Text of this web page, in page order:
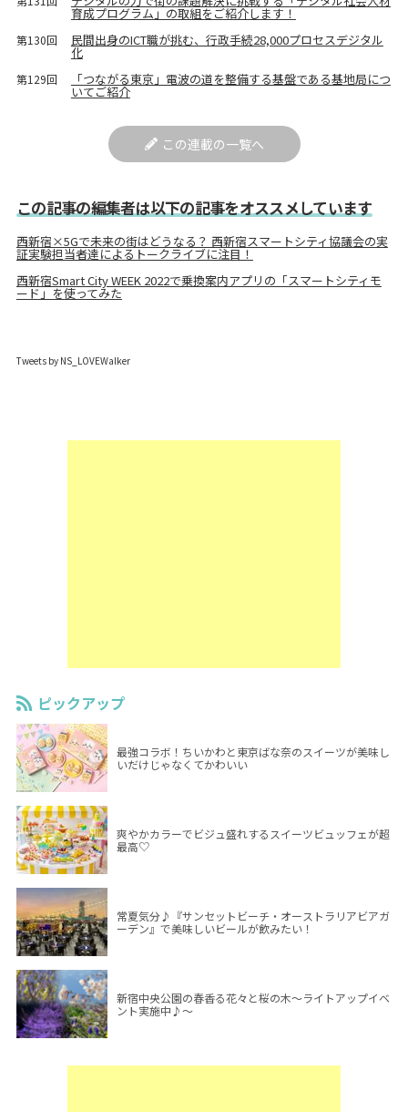
育成プログラム」の取組をご紹介します！
第130回 民間出身のICT職が挑む、行政手続28,000プロセスデジタル
化
第129回 「つながる東京」電波の道を整備する基盤である基地局につ
いてご紹介
この連載の一覧へ
この記事の編集者は以下の記事をオススメしています
西新宿×5Gで未来の街はどうなる？ 西新宿スマートシティ協議会の実
証実験担当者達によるトークライブに注目！
西新宿Smart City WEEK 2022で乗換案内アプリの「スマートシティモ
ード」を使ってみた
Tweets by NS_LOVEWalker
ピックアップ
最強コラボ！ちいかわと東京ばな奈のスイーツが美味し
いだけじゃなくてかわいい
爽やかカラーでビジュ盛れするスイーツビュッフェが超
最高♡
常夏気分♪『サンセットビーチ・オーストラリアビアガ
ーデン』で美味しいビールが飲みたい！
新宿中央公園の春香る花々と桜の木～ライトアップイベ
ント実施中♪～